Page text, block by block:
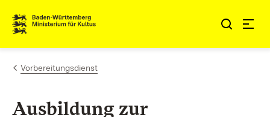
Zum Inhalt springen
Link zur Startseite
Vorbereitungsdienst
Ausbildung zur